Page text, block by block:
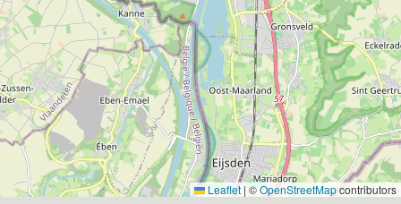
Leaflet | ©OpenStreetMapcontributors